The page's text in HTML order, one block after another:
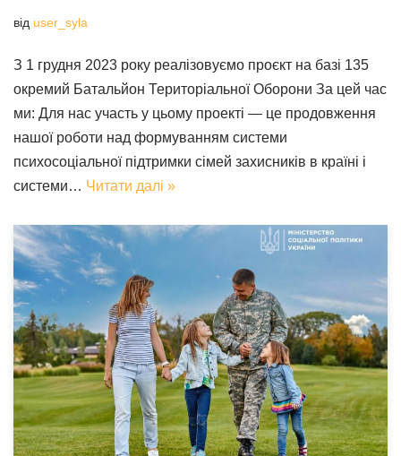
від user_syla
З 1 грудня 2023 року реалізовуємо проєкт на базі 135
окремий Батальйон Територіальної Оборони За цей час
ми: Для нас участь у цьому проекті — це продовження
нашої роботи над формуванням системи
психосоціальної підтримки сімей захисників в країні і
системи… Читати далі »